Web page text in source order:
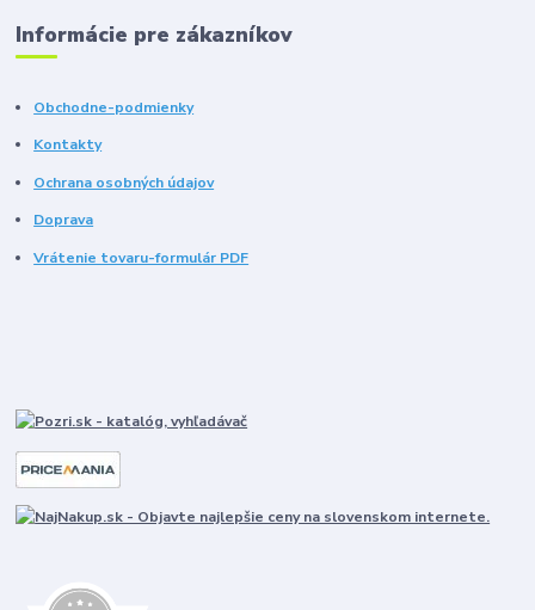
Informácie pre zákazníkov
Obchodne-podmienky
Kontakty
Ochrana osobných údajov
Doprava
Vrátenie tovaru-formulár PDF